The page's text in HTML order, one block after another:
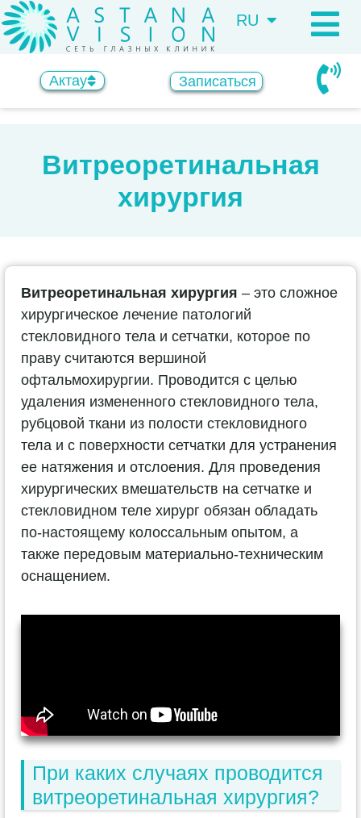
RU
KZ
Актау Записаться
Витреоретинальная
хирургия
Витреоретинальная хирургия – это сложное
хирургическое лечение патологий
стекловидного тела и сетчатки, которое по
праву считаются вершиной
офтальмохирургии. Проводится с целью
удаления измененного стекловидного тела,
рубцовой ткани из полости стекловидного
тела и с поверхности сетчатки для устранения
ее натяжения и отслоения. Для проведения
хирургических вмешательств на сетчатке и
стекловидном теле хирург обязан обладать
по-настоящему колоссальным опытом, а
также передовым материально-техническим
оснащением.
При каких случаях проводится
витреоретинальная хирургия?